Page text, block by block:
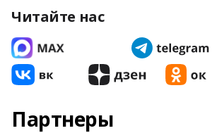
Читайте нас
Партнеры